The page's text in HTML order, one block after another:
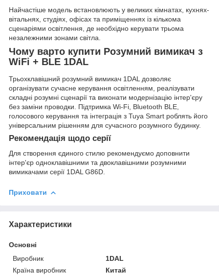
Найчастіше модель встановлюють у великих кімнатах, кухнях-
вітальнях, студіях, офісах та приміщеннях із кількома
сценаріями освітлення, де необхідно керувати трьома
незалежними зонами світла.
Чому варто купити Розумний вимикач з
WiFi + BLE 1DAL
Трьохклавішний розумний вимикач 1DAL дозволяє
організувати сучасне керування освітленням, реалізувати
складні розумні сценарії та виконати модернізацію інтер'єру
без заміни проводки. Підтримка Wi-Fi, Bluetooth BLE,
голосового керування та інтеграція з Tuya Smart роблять його
універсальним рішенням для сучасного розумного будинку.
Рекомендація щодо серії
Для створення єдиного стилю рекомендуємо доповнити
інтер'єр одноклавішними та двоклавішними розумними
вимикачами серії 1DAL G86D.
Приховати
Характеристики
Основні
Виробник
1DAL
Країна виробник
Китай